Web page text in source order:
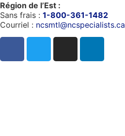
Région de l’Est :
Sans frais : 1-800-361-1482
Courriel : ncsmtl@ncspecialists.ca